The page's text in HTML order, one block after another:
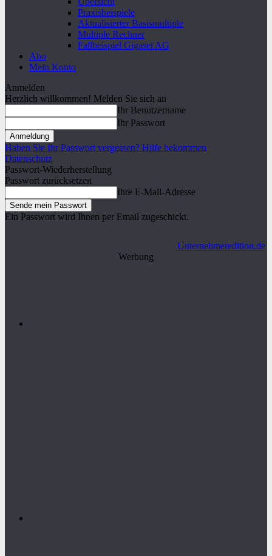
Praxisbeispiele
Aktualisierter Basismultiple
Multiple Rechner
Fallbeispiel Gigaset AG
Abo
Mein Konto
Anmelden
Herzlich willkommen! Melden Sie sich an
Ihr Benutzername
Ihr Passwort
Haben Sie Ihr Passwort vergessen? Hilfe bekommen
Datenschutz
Passwort-Wiederherstellung
Passwort zurücksetzen
Ihre E-Mail-Adresse
Ein Passwort wird Ihnen per Email zugeschickt.
Unternehmeredition.de
Werbung